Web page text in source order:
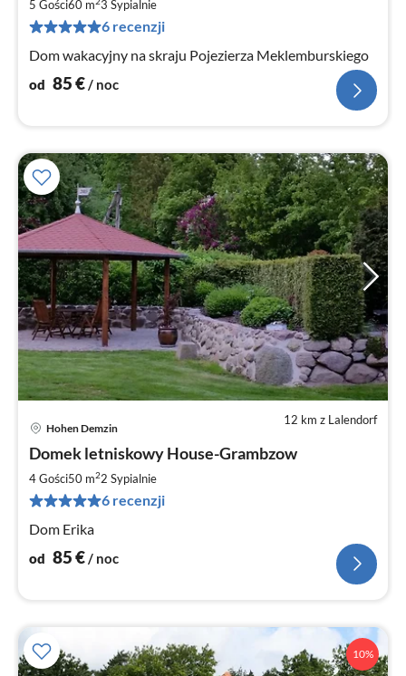
5 Gości60 m 3 Sypialnie
6 recenzji
Dom wakacyjny na skraju Pojezierza Meklemburskiego
od 85€/ noc
12 km z Lalendorf
Hohen Demzin
Domek letniskowy House-Grambzow
4 Gości50 m22 Sypialnie
6 recenzji
Dom Erika
od 85€ / noc
10%